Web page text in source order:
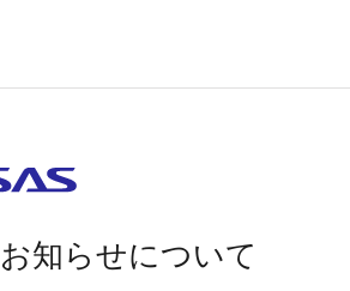
知らせについて